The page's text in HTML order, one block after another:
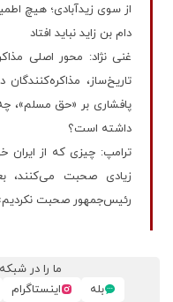
از سوی زیدآبادی؛ هیچ
دام بن زاید نباید افتاد
غنی نژاد: محور اصلی
تاریخ‌ساز،
پافشاری بر «حق مسلم»،
داشته است؟
ترامپ: چیزی که از ایران
زیادی صحبت می‌کنند،
رئیس‌جمهور صحبت
ما را در
بله
اینستاگرام